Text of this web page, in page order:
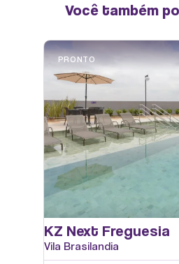
Você também
PRONTO
KZ Next Freguesia
Vila Brasilandia